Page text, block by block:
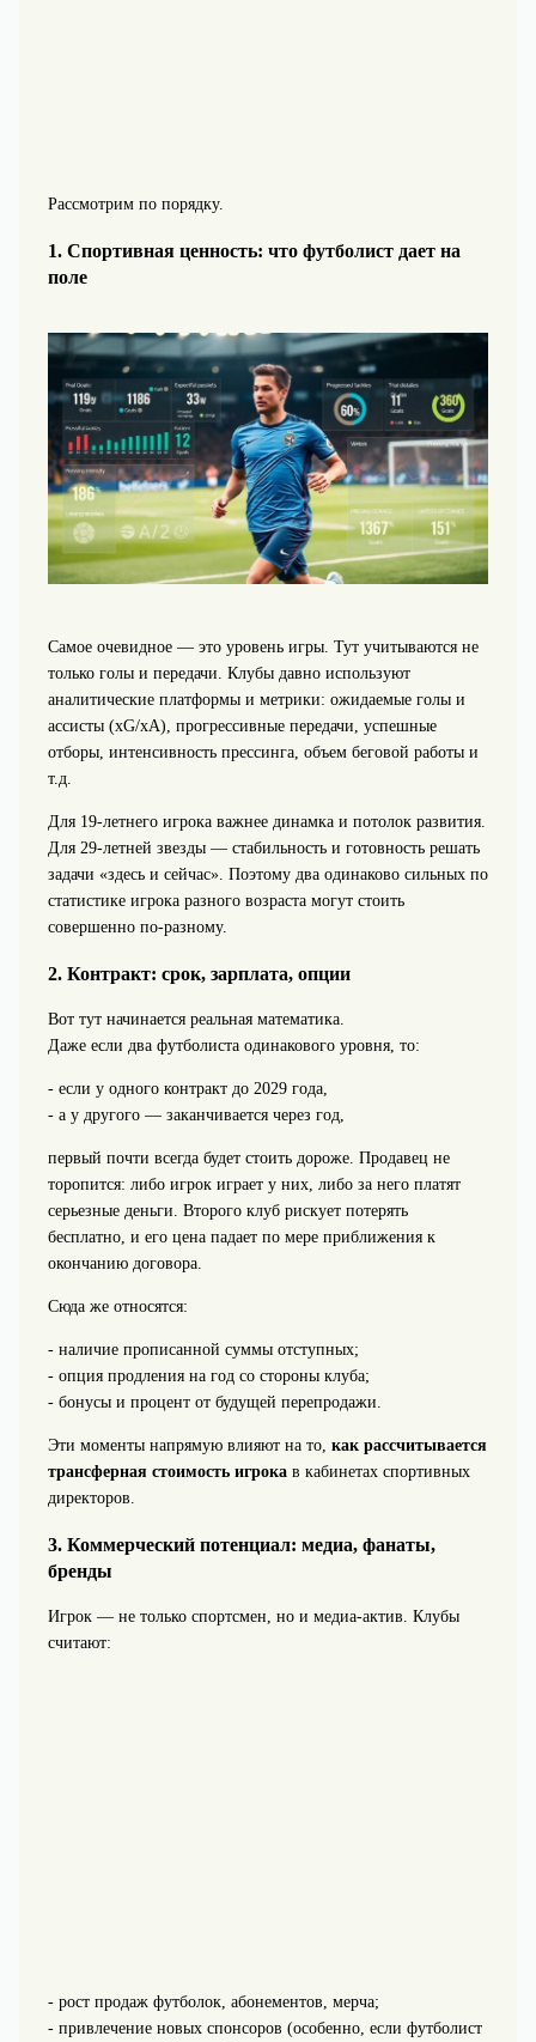
Рассмотрим по порядку.
1. Спортивная ценность: что футболист дает на
поле
Самое очевидное — это уровень игры. Тут учитываются не
только голы и передачи. Клубы давно используют
аналитические платформы и метрики: ожидаемые голы и
ассисты (xG/xA), прогрессивные передачи, успешные
отборы, интенсивность прессинга, объем беговой работы и
т.д.
Для 19‑летнего игрока важнее динамка и потолок развития.
Для 29‑летней звезды — стабильность и готовность решать
задачи «здесь и сейчас». Поэтому два одинаково сильных по
статистике игрока разного возраста могут стоить
совершенно по-разному.
2. Контракт: срок, зарплата, опции
Вот тут начинается реальная математика.
Даже если два футболиста одинакового уровня, то:
- если у одного контракт до 2029 года,
- а у другого — заканчивается через год,
первый почти всегда будет стоить дороже. Продавец не
торопится: либо игрок играет у них, либо за него платят
серьезные деньги. Второго клуб рискует потерять
бесплатно, и его цена падает по мере приближения к
окончанию договора.
Сюда же относятся:
- наличие прописанной суммы отступных;
- опция продления на год со стороны клуба;
- бонусы и процент от будущей перепродажи.
Эти моменты напрямую влияют на то, как рассчитывается
трансферная стоимость игрокав кабинетах спортивных
директоров.
3. Коммерческий потенциал: медиа, фанаты,
бренды
Игрок — не только спортсмен, но и медиа-актив. Клубы
считают:
- рост продаж футболок, абонементов, мерча;
- привлечение новых спонсоров (особенно, если футболист